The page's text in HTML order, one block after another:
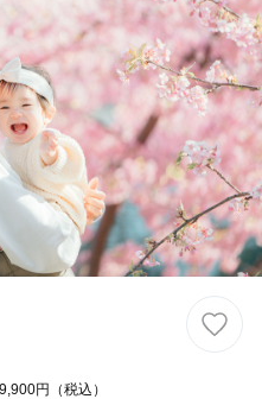
9,900円（税込）